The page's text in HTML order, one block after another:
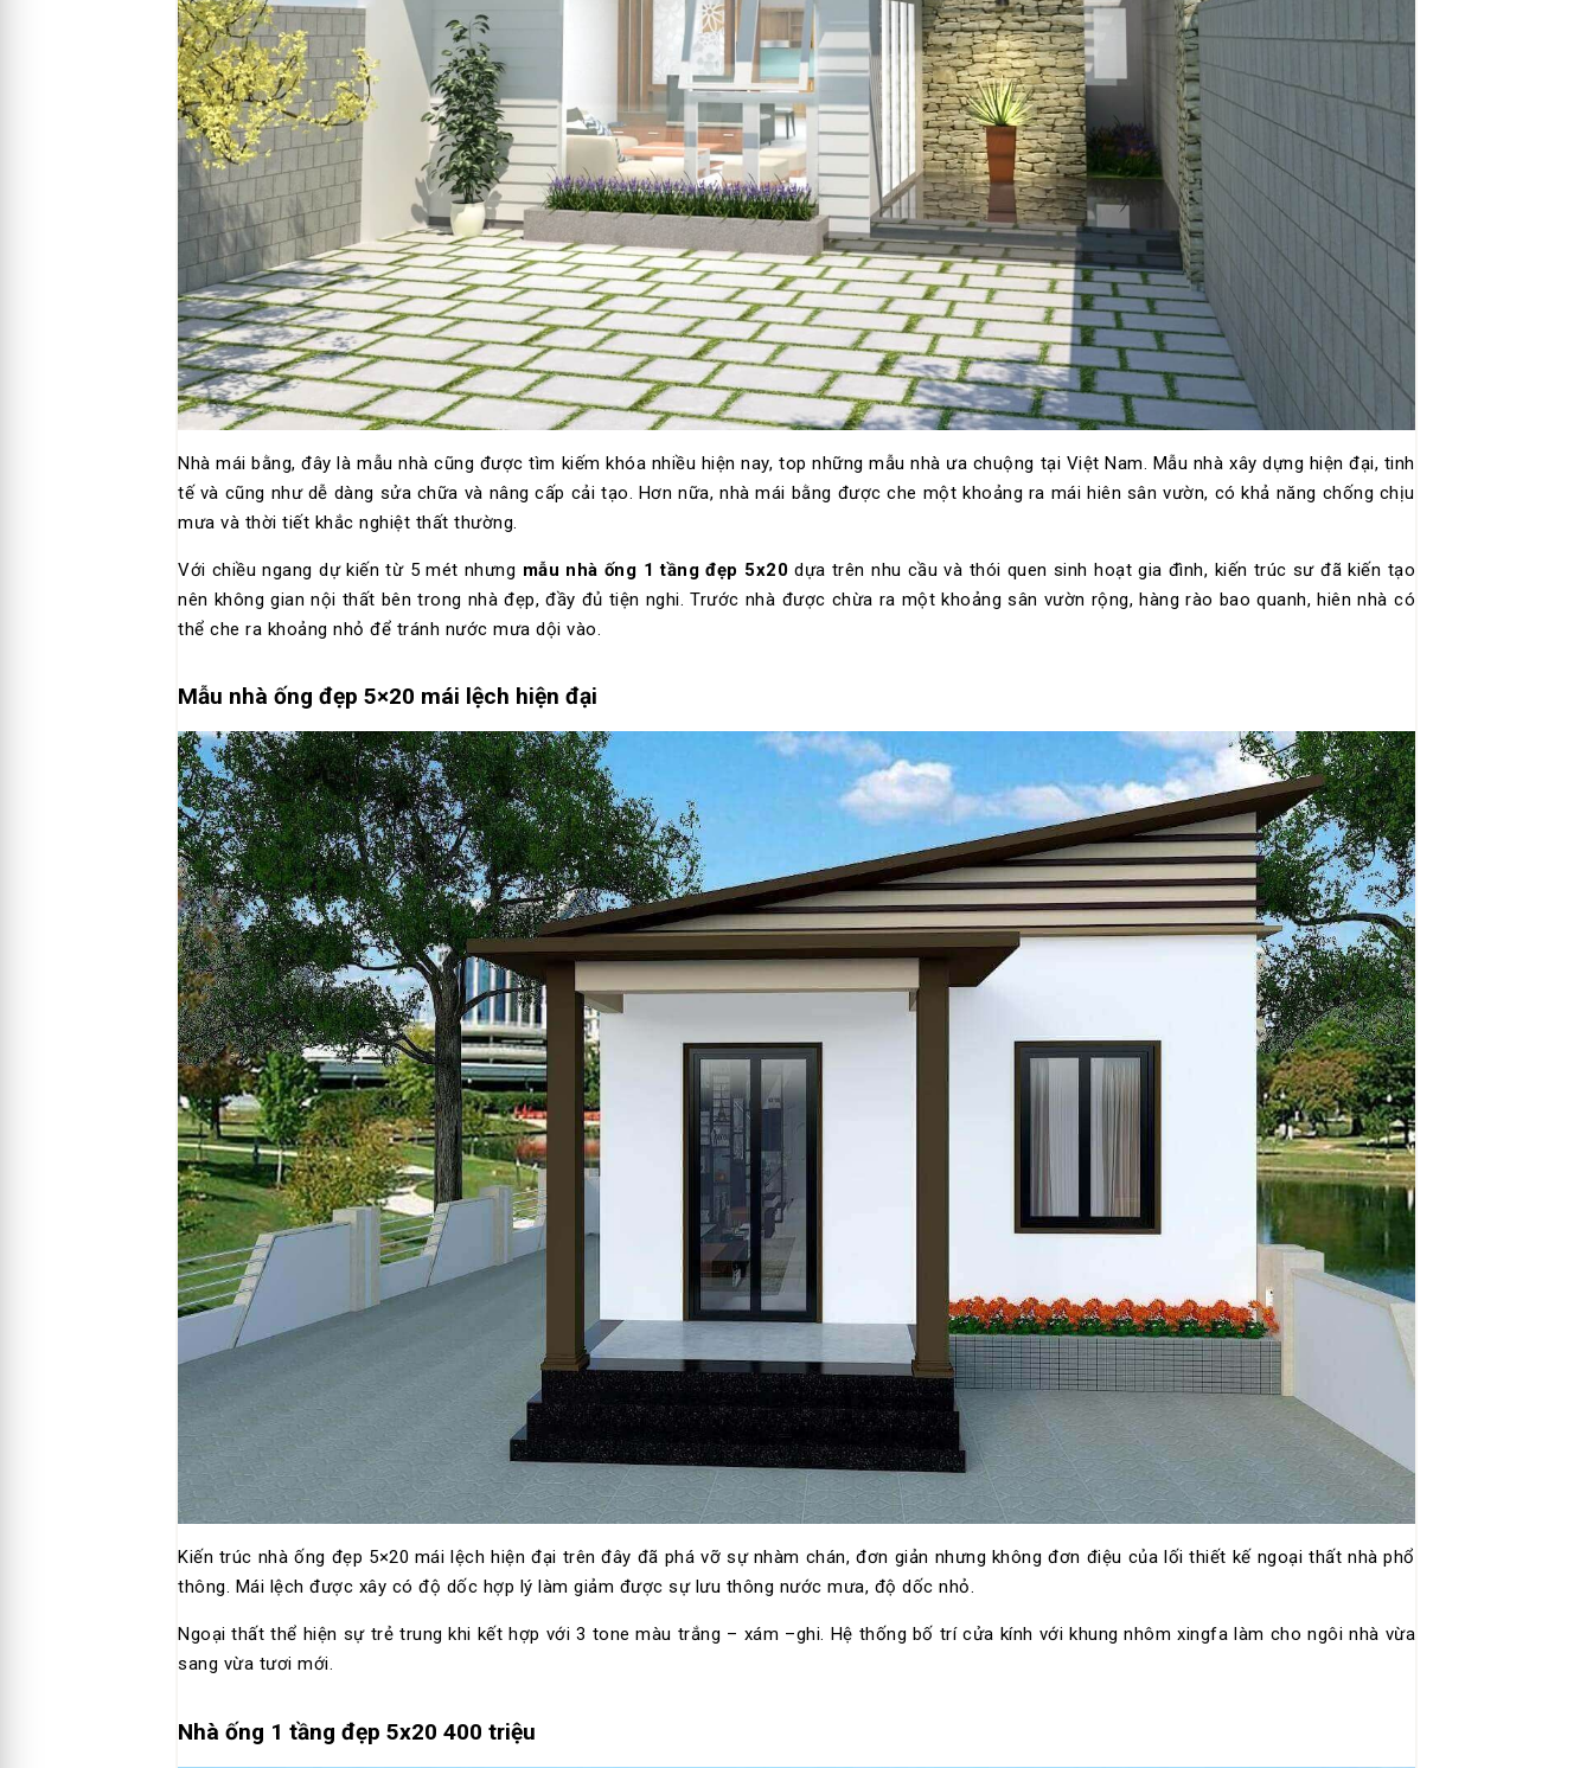
Nhà mái bằng, đây là mẫu nhà cũng được tìm kiếm khóa nhiều hiện nay, top những mẫu nhà ưa chuộng tại Việt Nam. Mẫu nhà xây dựng hiện đại, tinh
tế và cũng như dễ dàng sửa chữa và nâng cấp cải tạo. Hơn nữa, nhà mái bằng được che một khoảng ra mái hiên sân vườn, có khả năng chống chịu
mưa và thời tiết khắc nghiệt thất thường.
Với chiều ngang dự kiến từ 5 mét nhưng mẫu nhà ống 1 tầng đẹp 5x20 dựa trên nhu cầu và thói quen sinh hoạt gia đình, kiến ​​trúc sư đã kiến tạo
nên không gian nội thất bên trong nhà đẹp, đầy đủ tiện nghi. Trước nhà được chừa ra một khoảng sân vườn rộng, hàng rào bao quanh, hiên nhà có
thể che ra khoảng nhỏ để tránh nước mưa dội vào.
Mẫu nhà ống đẹp 5×20 mái lệch hiện đại
Kiến trúc nhà ống đẹp 5×20 mái lệch hiện đại trên đây đã phá vỡ sự nhàm chán, đơn giản nhưng không đơn điệu của lối thiết kế ngoại thất nhà phổ
thông. Mái lệch được xây có độ dốc hợp lý làm giảm được sự lưu thông nước mưa, độ dốc nhỏ.
Ngoại thất thể hiện sự trẻ trung khi kết hợp với 3 tone màu trắng – xám –ghi. Hệ thống bố trí cửa kính với khung nhôm xingfa làm cho ngôi nhà vừa
sang vừa tươi mới.
Nhà ống 1 tầng đẹp 5x20 400 triệu